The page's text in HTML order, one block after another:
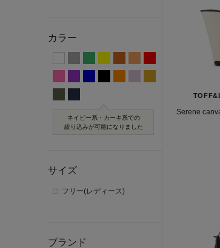
カラー
ネイビー系・カーキ系での
絞り込みが可能になりました
サイズ
フリー(レディース)
ブランド
Serene